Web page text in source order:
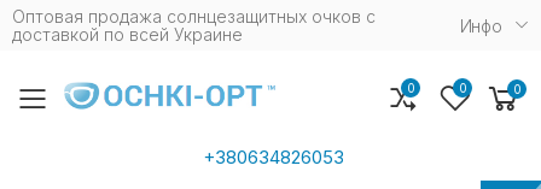
Оптовая продажа солнцезащитных очков c
доставкой по всей Украине
Инфо
Toggle mobile menu
+380634826053
0 0 0